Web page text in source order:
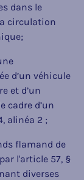
dans le
circulation
d’un véhicule
et d’un
cadre d’un
alinéa 2 ;
flamand de
l'article 57, §
diverses